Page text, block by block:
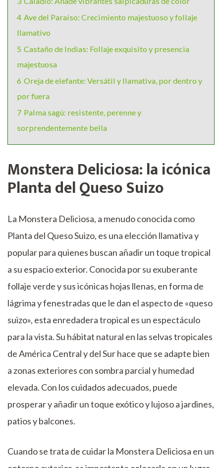
4 Ave del Paraíso: Crecimiento majestuoso y follaje
llamativo
5 Castaño de Indias: Follaje exquisito y presencia
majestuosa
6 Oreja de elefante: Versátil y llamativa, por dentro y
por fuera
7 Palma sagú: resistente, perenne y
sorprendentemente bella
Monstera Deliciosa: la icónica
Planta del Queso Suizo
La Monstera Deliciosa, a menudo conocida como
Planta del Queso Suizo, es una elección llamativa y
popular para quienes buscan añadir un toque tropical
a su espacio exterior. Conocida por su exuberante
follaje verde y sus icónicas hojas llenas, en forma de
lágrima y fenestradas que le dan el aspecto de «queso
suizo», esta enredadera tropical es un espectáculo
para la vista. Su hábitat natural en las selvas tropicales
de América Central y del Sur hace que se adapte bien
a zonas exteriores con sombra parcial y humedad
elevada. Con los cuidados adecuados, puede
prosperar y añadir un toque exótico y lujoso a jardines,
patios y balcones.
Cuando se trata de cuidar la Monstera Deliciosa en un